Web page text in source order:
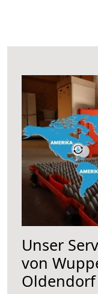
Unser
von
Oldendorf